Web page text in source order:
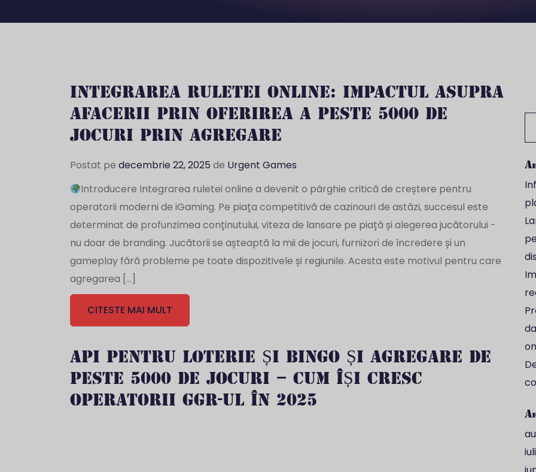
INTEGRAREA RULETEI ONLINE: IMPACTUL ASUPRA
AFACERII PRIN OFERIREA A PESTE 5000 DE
JOCURI PRIN AGREGARE
Postat pe decembrie 22, 2025 de Urgent Games
Introducere Integrarea ruletei online a devenit o pârghie critică de creștere pentru
operatorii moderni de iGaming. Pe piața competitivă de cazinouri de astăzi, succesul este
determinat de profunzimea conținutului, viteza de lansare pe piață și alegerea jucătorului -
nu doar de branding. Jucătorii se așteaptă la mii de jocuri, furnizori de încredere și un
gameplay fără probleme pe toate dispozitivele și regiunile. Acesta este motivul pentru care
agregarea […]
CITESTE MAI MULT
API PENTRU LOTERIE ȘI BINGO ȘI AGREGARE DE
PESTE 5000 DE JOCURI – CUM ÎȘI CRESC
OPERATORII GGR-UL ÎN 2025